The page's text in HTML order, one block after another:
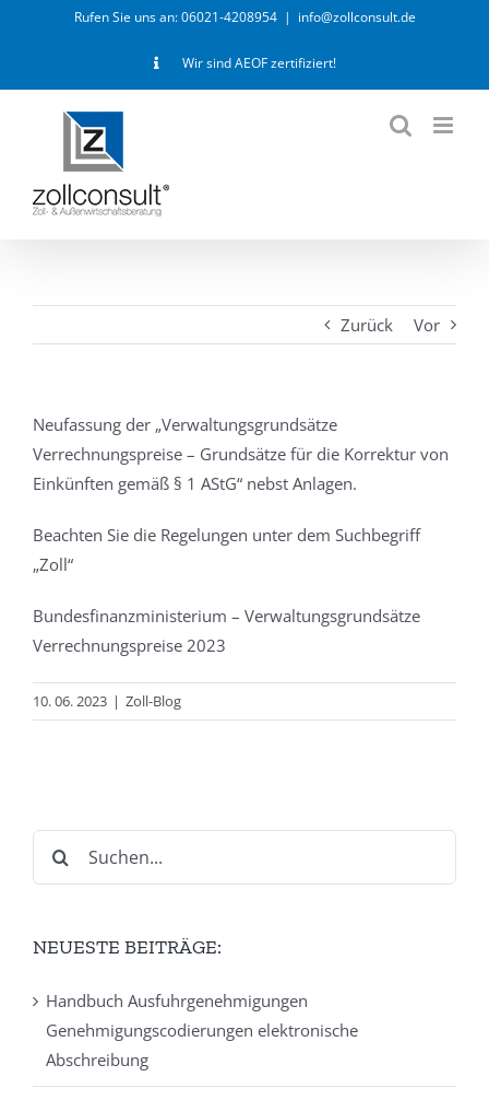
Rufen Sie uns an: 06021-4208954 | info@zollconsult.de
Wir sind AEOF zertifiziert!
Zurück Vor
Neufassung der „Verwaltungsgrundsätze
Verrechnungspreise – Grundsätze für die Korrektur von
Einkünften gemäß § 1 AStG“ nebst Anlagen.
Beachten Sie die Regelungen unter dem Suchbegriff
„Zoll“
Bundesfinanzministerium – Verwaltungsgrundsätze
Verrechnungspreise 2023
10. 06. 2023 | Zoll-Blog
nach:
NEUESTE BEITRÄGE:
Handbuch Ausfuhrgenehmigungen
Genehmigungscodierungen elektronische
Abschreibung